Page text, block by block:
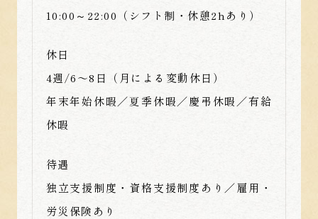
10:00～22:00（シフト制・休憩2hあり）
休日
4週/6〜8日（月による変動休日）
年末年始休暇／夏季休暇／慶弔休暇／有給
休暇
待遇
独立支援制度・資格支援制度あり／雇用・
労災保険あり